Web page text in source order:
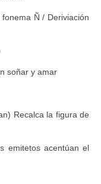
Ñ / Deriviación
soñar y amar
Recalca la figura de
emitetos acentúan el